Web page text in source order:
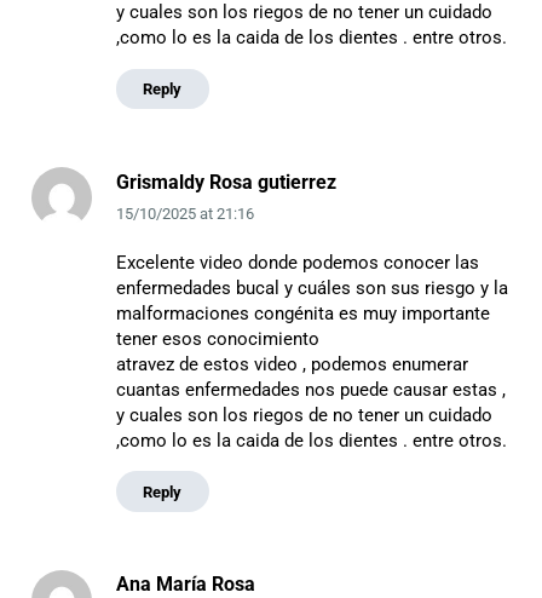
y cuales son los riegos de no tener un cuidado
,como lo es la caida de los dientes . entre otros.
Reply
Grismaldy Rosa gutierrez
15/10/2025at 21:16
Excelente video donde podemos conocer las
enfermedades bucal y cuáles son sus riesgo y la
malformaciones congénita es muy importante
tener esos conocimiento
atravez de estos video , podemos enumerar
cuantas enfermedades nos puede causar estas ,
y cuales son los riegos de no tener un cuidado
,como lo es la caida de los dientes . entre otros.
Reply
Ana María Rosa